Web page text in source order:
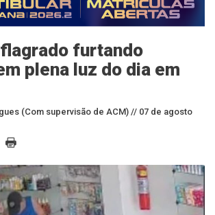
furtando
plena luz do dia em
(Com supervisão de ACM) // 07 de agosto